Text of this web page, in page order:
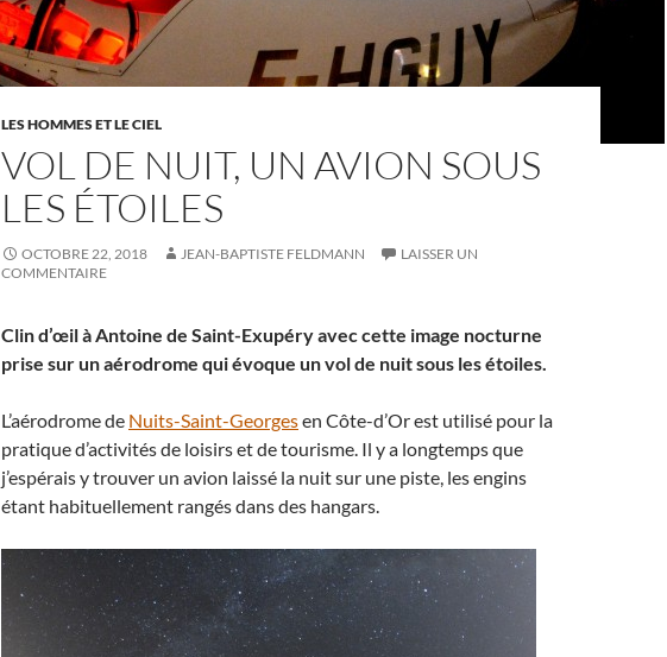
LES HOMMES ET LE CIEL
VOL DE NUIT, UN AVION SOUS
LES ÉTOILES
OCTOBRE 22, 2018 JEAN-BAPTISTE FELDMANN
LAISSER UN
COMMENTAIRE
Clin d’œil à Antoine de Saint-Exupéry avec cette image nocturne
prise sur un aérodrome qui évoque un vol de nuit sous les étoiles.
L’aérodrome de Nuits-Saint-Georgesen Côte-d’Or est utilisé pour la
pratique d’activités de loisirs et de tourisme. Il y a longtemps que
j’espérais y trouver un avion laissé la nuit sur une piste, les engins
étant habituellement rangés dans des hangars.